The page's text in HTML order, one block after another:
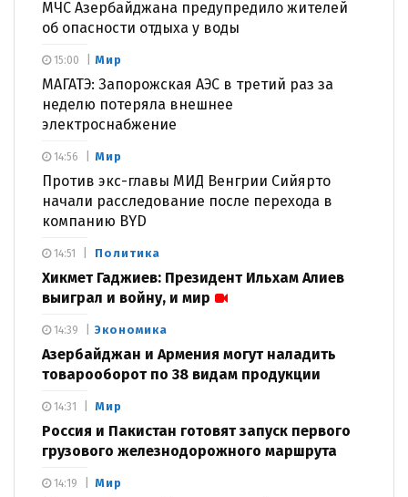
МЧС Азербайджана предупредило жителей
об опасности отдыха у воды
Мир
МАГАТЭ: Запорожская АЭС в третий раз за
неделю потеряла внешнее
электроснабжение
15:00
Мир
Против экс-главы МИД Венгрии Сийярто
начали расследование после перехода в
компанию BYD
14:56
Политика
Хикмет Гаджиев: Президент Ильхам Алиев
выиграл и войну, и мир
14:51
Экономика
Азербайджан и Армения могут наладить
товарооборот по 38 видам продукции
14:39
Мир
Россия и Пакистан готовят запуск первого
грузового железнодорожного маршрута
14:31
Мир
14:19